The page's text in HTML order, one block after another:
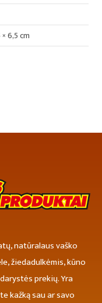
× 6,5 cm
natūralaus vaško
žiedadulkėmis, kūno
prekių. Yra
kažką sau ar savo